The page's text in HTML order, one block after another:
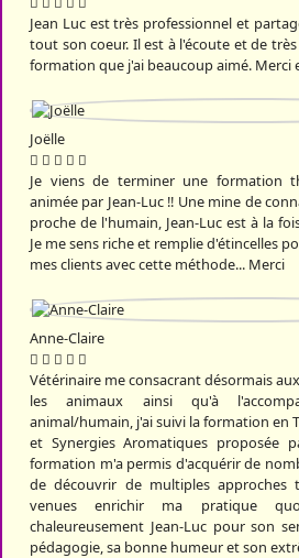
Jean Luc est très professionnel et
tout son coeur. Il est à l'écoute et de
formation que j'ai beaucoup aimé. Merci
Joëlle
Je viens de terminer une formation
animée par Jean-Luc !! Une mine de
proche de l'humain, Jean-Luc est à la
Je me sens riche et remplie d'étincelles
mes clients avec cette méthode... Merci
Anne-Claire
Vétérinaire me consacrant désormais
les animaux ainsi qu'à
animal/humain, j'ai suivi la formation en
et Synergies Aromatiques proposée
formation m'a permis d'acquérir de
de découvrir de multiples approches
venues enrichir ma pratique
chaleureusement Jean-Luc pour son
pédagogie, sa bonne humeur et son